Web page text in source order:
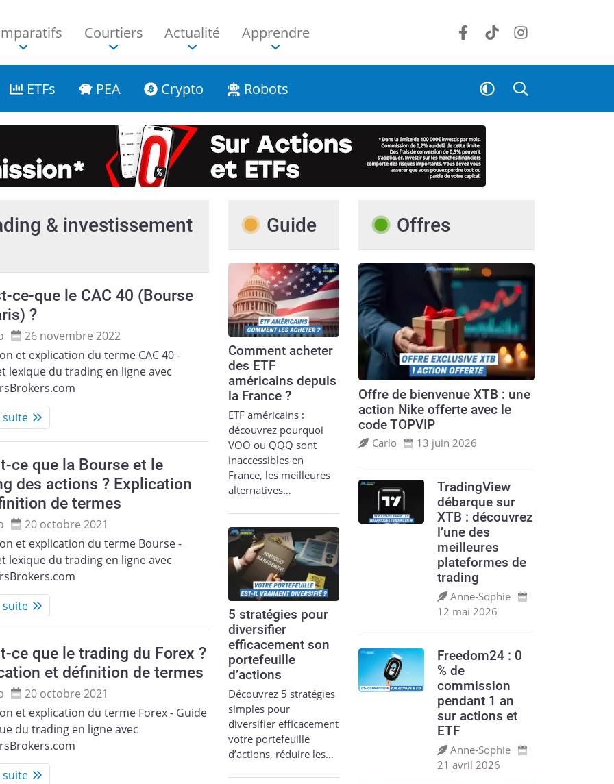
Courtiers Actualité Apprendre
ETFs PEA Crypto Robots
& investissement
ce-que le CAC 40 (Bourse
?
26 novembre 2022
et explication du terme CAC 40 -
lexique du trading en ligne avec
suite
ce que la Bourse et le
des actions ? Explication
de termes
20 octobre 2021
et explication du terme Bourse -
lexique du trading en ligne avec
suite
ce que le trading du Forex ?
et définition de termes
20 octobre 2021
et explication du terme Forex - Guide
du trading en ligne avec
suite
Guide
Comment acheter
des ETF
américains depuis
la France ?
ETF américains :
découvrez pourquoi
VOO ou QQQ sont
inaccessibles en
France, les meilleures
alternatives…
5 stratégies pour
diversifier
efficacement son
portefeuille
d’actions
Découvrez 5 stratégies
simples pour
diversifier efficacement
votre portefeuille
d’actions, réduire les…
Offres
Offre de bienvenue XTB : une
action Nike offerte avec le
code TOPVIP
Carlo 13 juin 2026
TradingView
débarque sur
XTB : découvrez
l’une des
meilleures
plateformes de
trading
Anne‑Sophie
12 mai 2026
Freedom24 : 0
% de
commission
pendant 1 an
sur actions et
ETF
Anne‑Sophie
21 avril 2026